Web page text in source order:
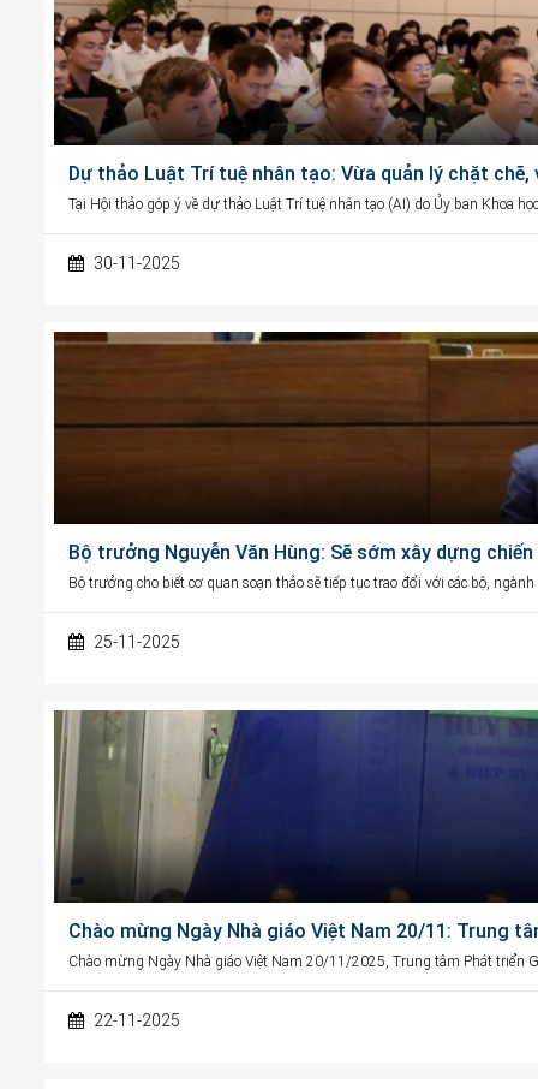
Dự thảo Luật Trí tuệ nhân tạo: Vừa quản lý chặt
Tại Hội thảo góp ý về dự thảo Luật Trí tuệ nhân tạo (AI) do Ủy ban Khoa
30-11-2025
Bộ trưởng Nguyễn Văn Hùng: Sẽ sớm xây dựng
Bộ trưởng cho biết cơ quan soạn thảo sẽ tiếp tục trao đổi với các bộ,
25-11-2025
Chào mừng Ngày Nhà giáo Việt Nam 20/11: Trung
Chào mừng Ngày Nhà giáo Việt Nam 20/11/2025, Trung tâm Phát triển
22-11-2025